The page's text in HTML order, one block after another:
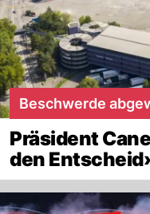
Beschwerde
Präsident
den